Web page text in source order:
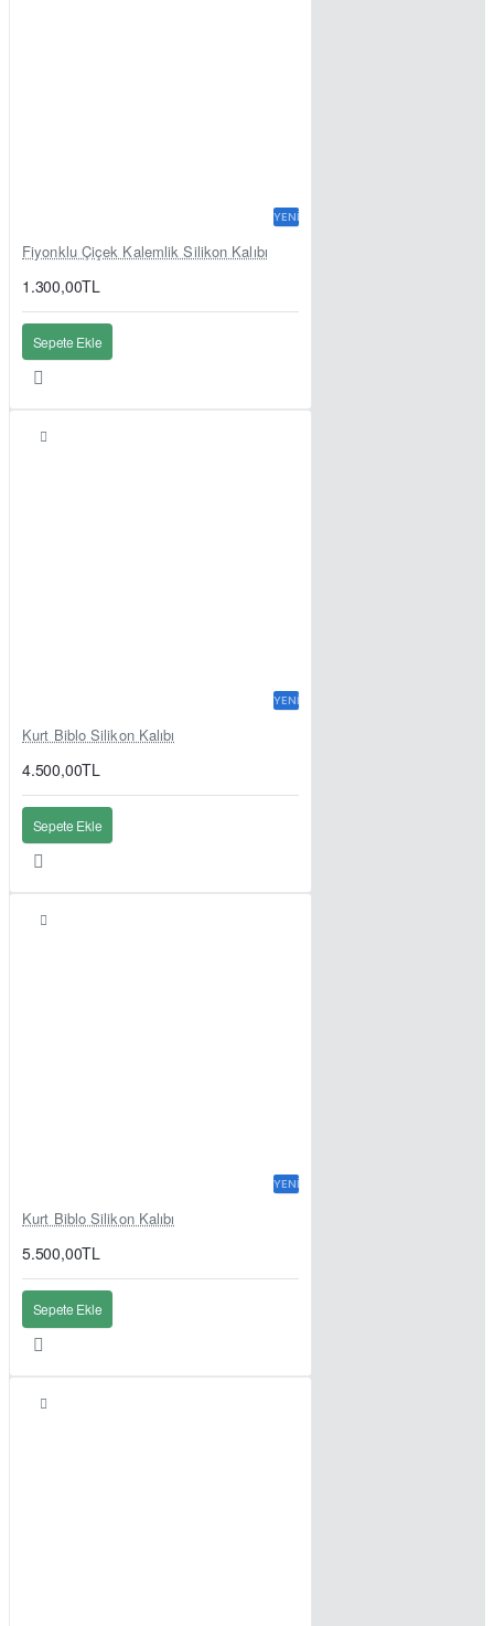
YENI
Fiyonklu Çiçek Kalemlik Silikon Kalıbı
1.300,00TL
Sepete Ekle
YENI
Kurt Biblo Silikon Kalıbı
4.500,00TL
Sepete Ekle
YENI
Kurt Biblo Silikon Kalıbı
5.500,00TL
Sepete Ekle